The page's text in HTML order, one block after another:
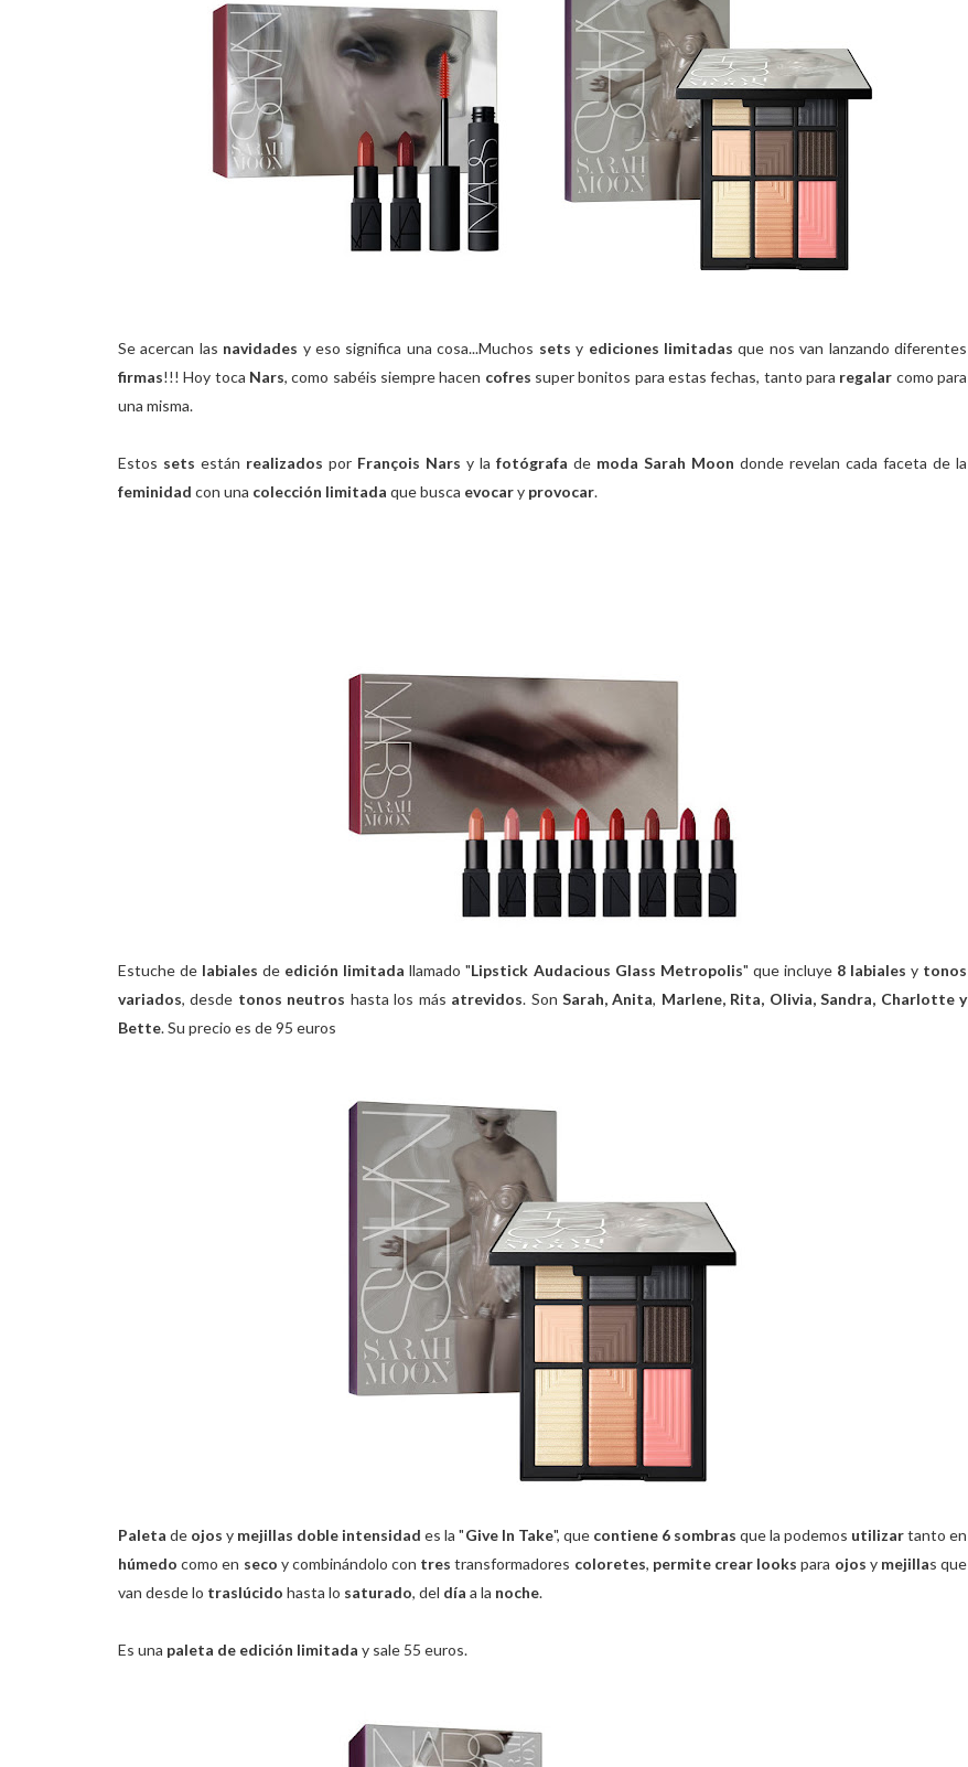
Se acercan las navidades y eso significa una cosa...Muchos sets y ediciones limitadas que nos van lanzando diferentes
firmas!!! Hoy toca Nars, como sabéis siempre hacen cofres super bonitos para estas fechas, tanto para regalar como para
una misma.
Estos sets están realizados por François Nars y la fotógrafa de moda Sarah Moon donde revelan cada faceta de la
feminidad con una colección limitada que busca evocary provocar.
Estuche de labiales de edición limitada llamado "Lipstick Audacious Glass Metropolis" que incluye 8 labiales y tonos
variados, desde tonos neutros hasta los más atrevidos. Son Sarah, Anita, Marlene, Rita, Olivia, Sandra, Charlotte y
Bette. Su precio es de 95 euros
Paleta de ojos y mejillas doble intensidad es la "Give In Take", que contiene 6 sombras que la podemos utilizartanto en
húmedo como en seco y combinándolo con tres transformadores coloretes, permite crear looks para ojos y mejillas que
van desde lo traslúcido hasta lo saturado, del día a la noche.
Es una paleta de edición limitada y sale 55 euros.